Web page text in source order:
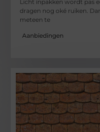
Licht inpakken wordt pas
dragen nog oké ruiken.
meteen te
Aanbiedingen